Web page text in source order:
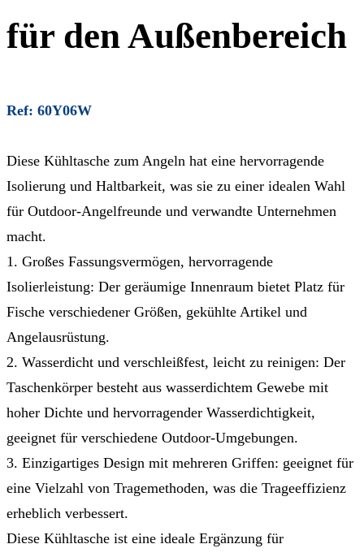
für den Außenbereich
Ref: 60Y06W
Diese Kühltasche zum Angeln hat eine hervorragende
Isolierung und Haltbarkeit, was sie zu einer idealen Wahl
für Outdoor-Angelfreunde und verwandte Unternehmen
macht.
1. Großes Fassungsvermögen, hervorragende
Isolierleistung: Der geräumige Innenraum bietet Platz für
Fische verschiedener Größen, gekühlte Artikel und
Angelausrüstung.
2. Wasserdicht und verschleißfest, leicht zu reinigen: Der
Taschenkörper besteht aus wasserdichtem Gewebe mit
hoher Dichte und hervorragender Wasserdichtigkeit,
geeignet für verschiedene Outdoor-Umgebungen.
3. Einzigartiges Design mit mehreren Griffen: geeignet für
eine Vielzahl von Tragemethoden, was die Trageeffizienz
erheblich verbessert.
Diese Kühltasche ist eine ideale Ergänzung für